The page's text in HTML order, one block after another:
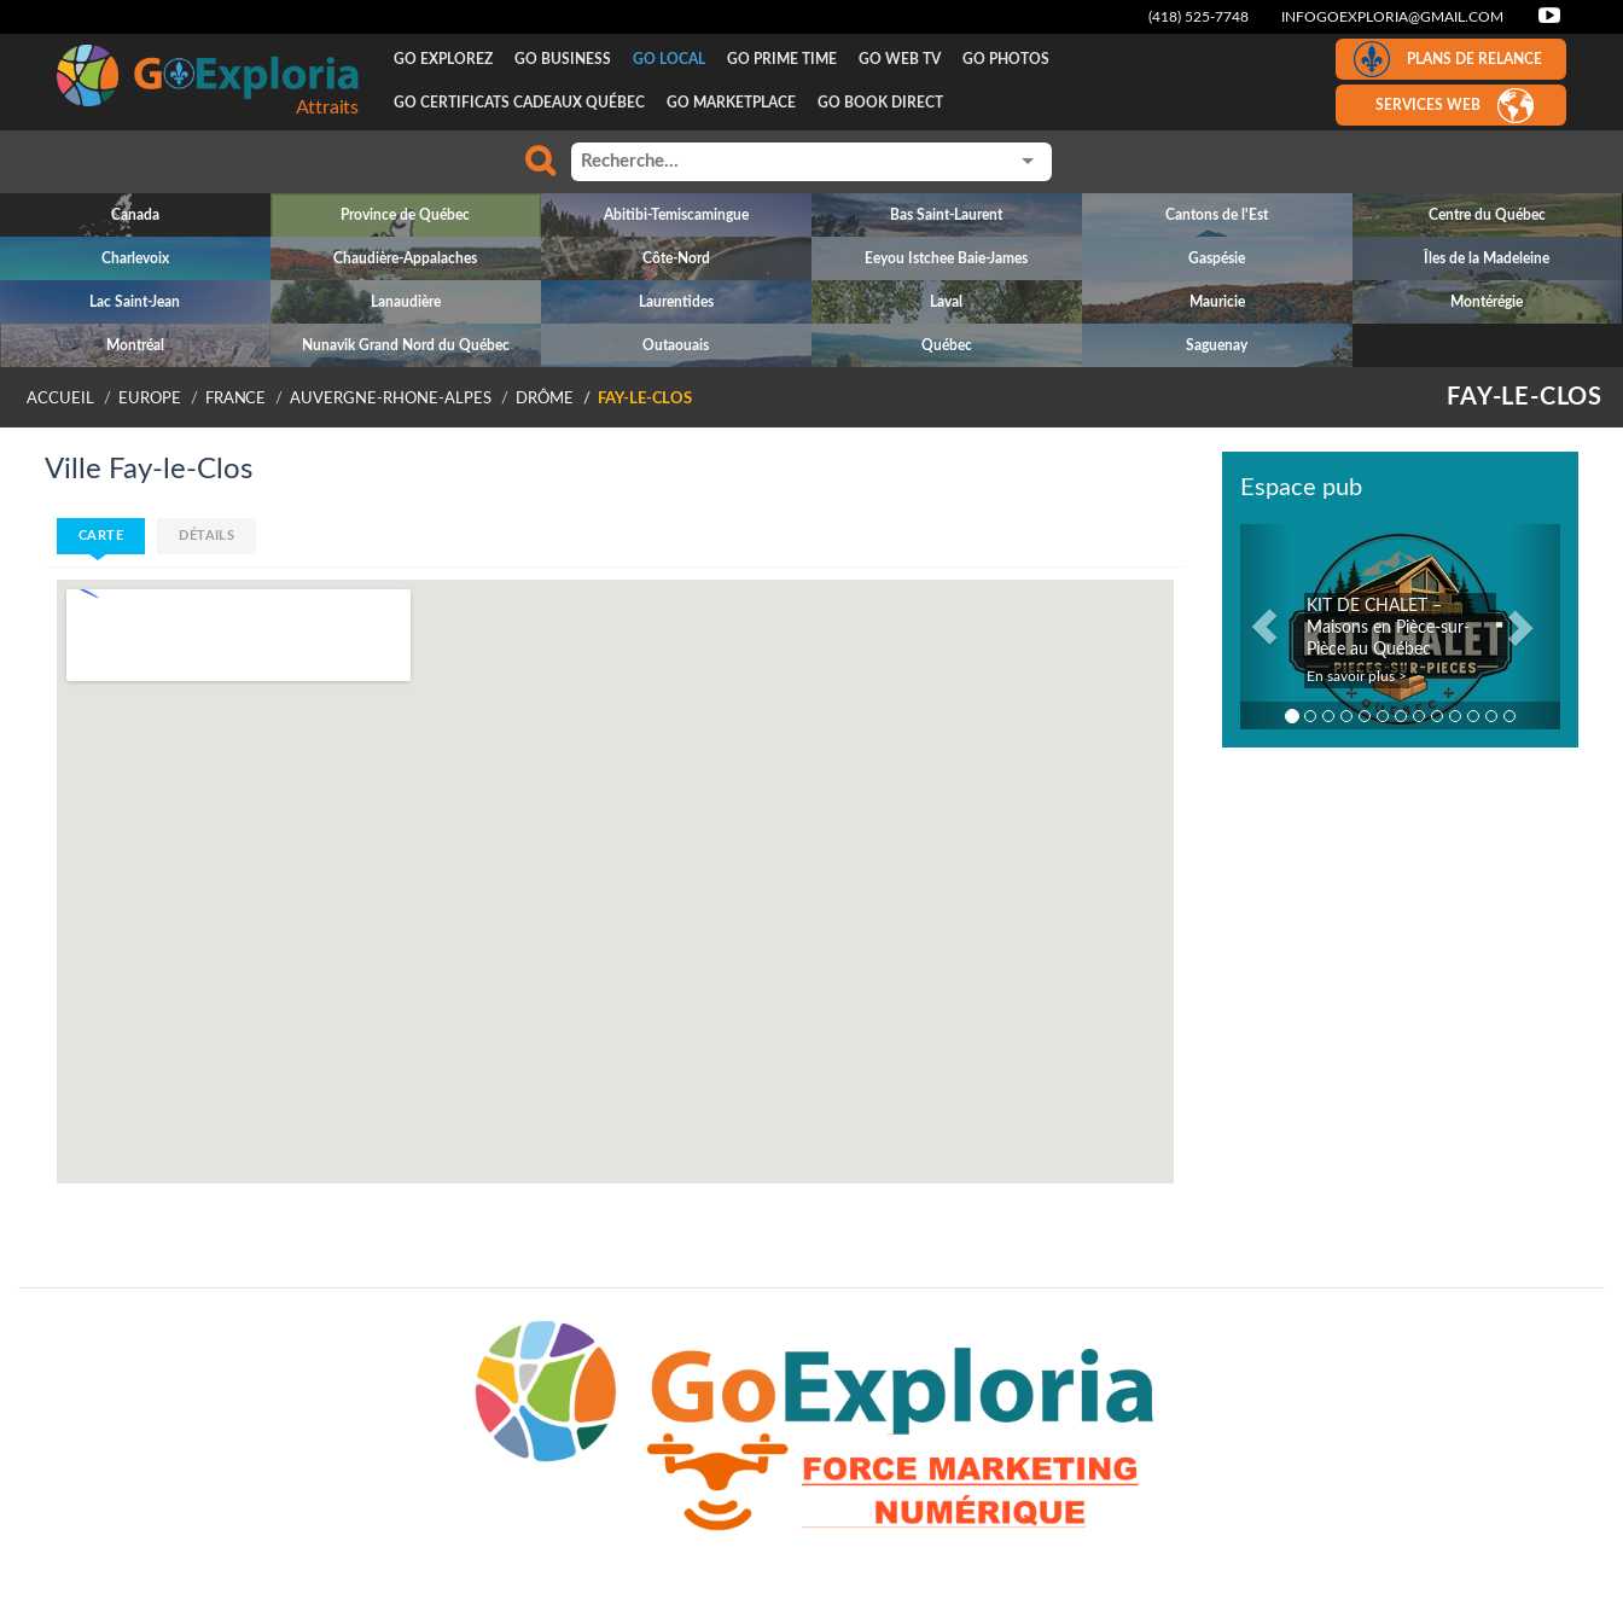
(418) 525-7748 INFOGOEXPLORIA@GMAIL.COM
Attraits
GO EXPLOREZ GO BUSINESS GO LOCAL GO PRIME TIME GO WEB TV GO PHOTOS
GO CERTIFICATS CADEAUX QUÉBEC GO MARKETPLACE GO BOOK DIRECT
PLANS DE RELANCE
SERVICES WEB
Canada Province de Québec Abitibi-Temiscamingue Bas Saint-Laurent Cantons de l'Est Centre du Québec
Charlevoix Chaudière-Appalaches Côte-Nord Eeyou Istchee Baie-James Gaspésie Îles de la Madeleine
Lac Saint-Jean Lanaudière Laurentides Laval Mauricie Montérégie
Montréal Nunavik Grand Nord du Québec Outaouais Québec Saguenay
FAY-LE-CLOS
ACCUEIL EUROPE FRANCE AUVERGNE-RHONE-ALPES DRÔME FAY-LE-CLOS
Ville Fay-le-Clos
CARTE DÉTAILS
Espace pub
KIT DE CHALET –
Maisons en Pièce-sur-
Pièce au Québec
En savoir plus >